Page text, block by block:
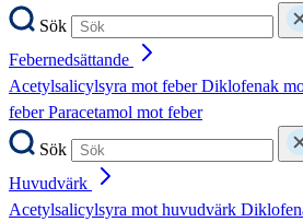
Sök
Febernedsättande
Acetylsalicylsyra mot feberDiklofenak
feberParacetamol mot feber
Sök
Huvudvärk
Acetylsalicylsyra mot huvudvärk